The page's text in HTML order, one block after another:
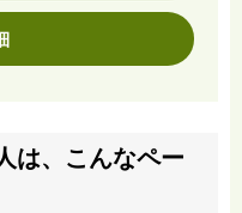
は、こんなペー